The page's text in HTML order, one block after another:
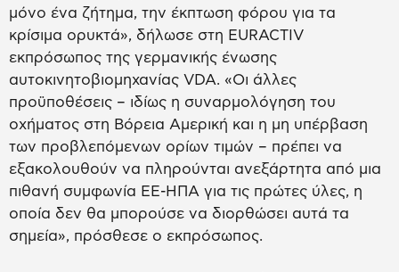
μόνο ένα ζήτημα, την έκπτωση φόρου για τα
κρίσιμα ορυκτά», δήλωσε στη EURACTIV
εκπρόσωπος της γερμανικής ένωσης
αυτοκινητοβιομηχανίας VDA. «Οι άλλες
προϋποθέσεις – ιδίως η συναρμολόγηση του
οχήματος στη Βόρεια Αμερική και η μη υπέρβαση
των προβλεπόμενων ορίων τιμών – πρέπει να
εξακολουθούν να πληρούνται ανεξάρτητα από μια
πιθανή συμφωνία ΕΕ-ΗΠΑ για τις πρώτες ύλες, η
οποία δεν θα μπορούσε να διορθώσει αυτά τα
σημεία», πρόσθεσε ο εκπρόσωπος.